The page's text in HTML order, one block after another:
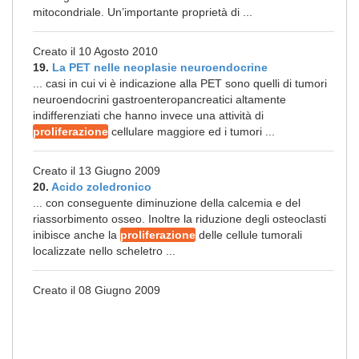
mitocondriale. Un’importante proprietà di ...
Creato il 10 Agosto 2010
19. La PET nelle neoplasie neuroendocrine
... casi in cui vi è indicazione alla PET sono quelli di tumori
neuroendocrini gastroenteropancreatici altamente
indifferenziati che hanno invece una attività di
proliferazione cellulare maggiore ed i tumori ...
Creato il 13 Giugno 2009
20. Acido zoledronico
... con conseguente diminuzione della calcemia e del
riassorbimento osseo. Inoltre la riduzione degli osteoclasti
inibisce anche la proliferazione delle cellule tumorali
localizzate nello scheletro ...
Creato il 08 Giugno 2009